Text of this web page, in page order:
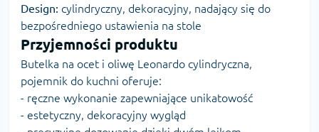
Design: cylindryczny, dekoracyjny, nadający się do
bezpośredniego ustawienia na stole
Przyjemności produktu
Butelka na ocet i oliwę Leonardo cylindryczna,
pojemnik do kuchni oferuje:
- ręczne wykonanie zapewniające unikatowość
- estetyczny, dekoracyjny wygląd